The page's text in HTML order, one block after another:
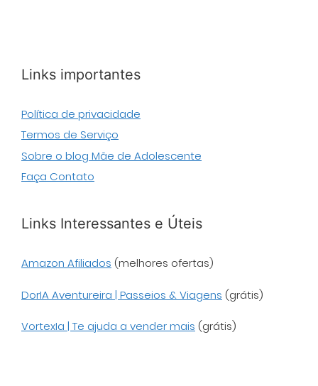
Links importantes
Política de privacidade
Termos de Serviço
Sobre o blog Mãe de Adolescente
Faça Contato
Links Interessantes e Úteis
Amazon Afiliados (melhores ofertas)
DorIA Aventureira | Passeios & Viagens (grátis)
VortexIa | Te ajuda a vender mais (grátis)